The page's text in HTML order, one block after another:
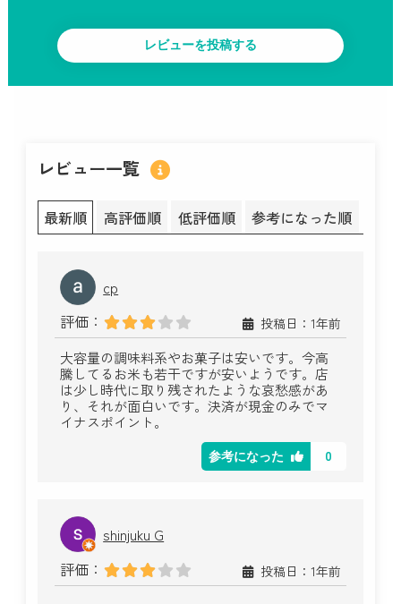
レビュー一覧
最新順 高評価順 低評価順 参考になった順
cp
評価：
投稿日：1年前
大容量の調味料系やお菓子は安いです。今高
騰してるお米も若干ですが安いようです。店
は少し時代に取り残されたような哀愁感があ
り、それが面白いです。決済が現金のみでマ
イナスポイント。
参考になった 0
shinjuku G
評価：
投稿日：1年前